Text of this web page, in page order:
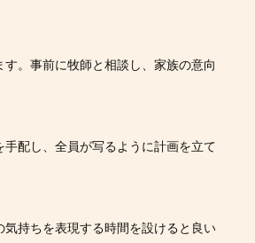
。事前に牧師と相談し、家族の意向
配し、全員が写るように計画を立て
持ちを表現する時間を設けると良い